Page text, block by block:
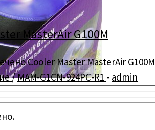
MasterAir G100M
Cooler Master MasterAir G100M
/MAM-G1CN-924PC-R1 - admin